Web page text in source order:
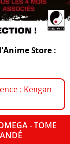
Store :
: Kengan
- TOME